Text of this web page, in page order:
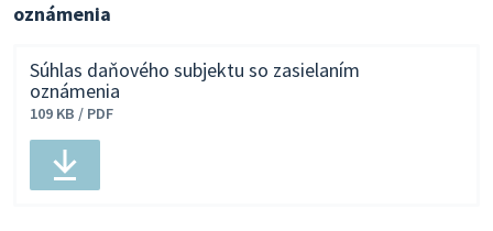
oznámenia
Súhlas daňového subjektu so zasielaním
oznámenia
Veľkosť
a
typ
súboru
109 KB / PDF
Stiahnuť